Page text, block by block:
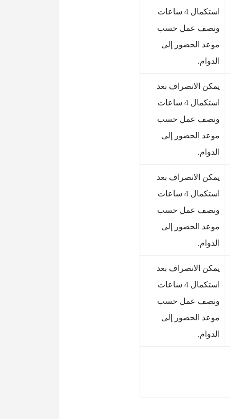
استكمال 4 ساعات
ونصف عمل حسب
موعد الحضور إلى
الدوام.
يمكن الانصراف بعد
استكمال 4 ساعات
ونصف عمل حسب
موعد الحضور إلى
الدوام.
يمكن الانصراف بعد
استكمال 4 ساعات
ونصف عمل حسب
موعد الحضور إلى
الدوام.
يمكن الانصراف بعد
استكمال 4 ساعات
ونصف عمل حسب
موعد الحضور إلى
الدوام.